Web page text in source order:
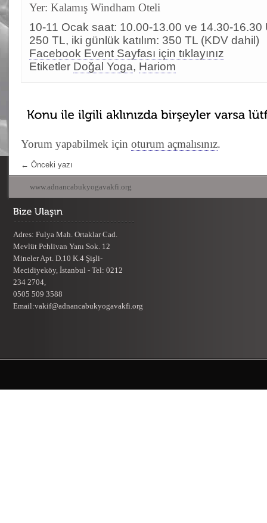
Yer: Kalamış Windham Oteli
10-11 Ocak saat: 10.00-13.00 ve 14.30-16.30
250 TL, iki günlük katılım: 350 TL (KDV dahil)
Facebook Event Sayfası için tıklayınız
Etiketler Doğal Yoga, Hariom
Yorum yapabilmek için oturum açmalısınız.
← Önceki yazı
www.adnancabukyogavakfi.org
Adres: Fulya Mah. Ortaklar Cad.
Mevlüt Pehlivan Yanı Sok. 12
Mineler Apt. D.10 K.4 Şişli-
Mecidiyeköy, İstanbul - Tel: 0212
234 2704,
0505 509 3588
Email:vakif@adnancabukyogavakfi.org